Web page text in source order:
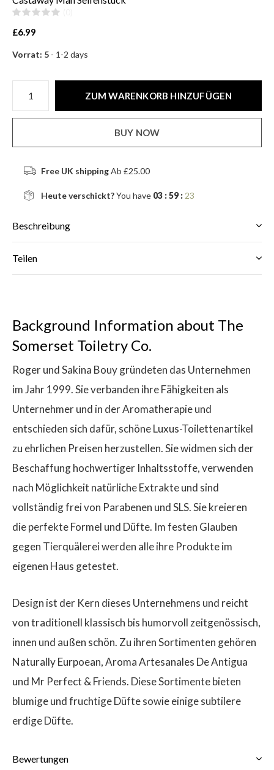
£6.99
Vorrat: 5 - 1-2 days
ZUM WARENKORB HINZUFÜGEN
BUY NOW
Free UK shippingAb £25.00
Heute verschickt?You have 03 : 59 : 23
Beschreibung
Teilen
Background Information about The
Somerset Toiletry Co.
Roger und Sakina Bouy gründeten das Unternehmen
im Jahr 1999. Sie verbanden ihre Fähigkeiten als
Unternehmer und in der Aromatherapie und
entschieden sich dafür, schöne Luxus-Toilettenartikel
zu ehrlichen Preisen herzustellen. Sie widmen sich der
Beschaffung hochwertiger Inhaltsstoffe, verwenden
nach Möglichkeit natürliche Extrakte und sind
vollständig frei von Parabenen und SLS. Sie kreieren
die perfekte Formel und Düfte. Im festen Glauben
gegen Tierquälerei werden alle ihre Produkte im
eigenen Haus getestet.
Design ist der Kern dieses Unternehmens und reicht
von traditionell klassisch bis humorvoll zeitgenössisch,
innen und außen schön. Zu ihren Sortimenten gehören
Naturally Eurpoean, Aroma Artesanales De Antigua
und Mr Perfect & Friends. Diese Sortimente bieten
blumige und fruchtige Düfte sowie einige subtilere
erdige Düfte.
Bewertungen